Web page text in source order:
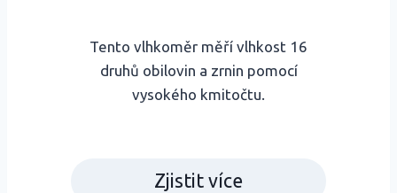
Tento vlhkoměr měří vlhkost 16
druhů obilovin a zrnin pomocí
vysokého kmitočtu.
Zjistit více